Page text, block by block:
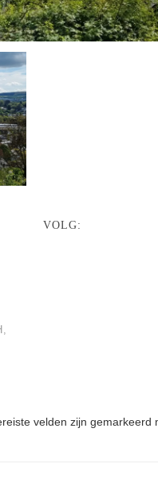
VOLG:
velden zijn gemarkeerd